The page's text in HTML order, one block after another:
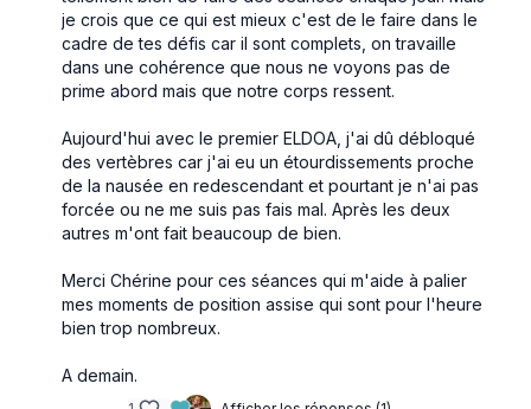
je crois que ce qui est mieux c'est de le faire dans le
cadre de tes défis car il sont complets, on travaille
dans une cohérence que nous ne voyons pas de
prime abord mais que notre corps ressent.
Aujourd'hui avec le premier ELDOA, j'ai dû débloqué
des vertèbres car j'ai eu un étourdissements proche
de la nausée en redescendant et pourtant je n'ai pas
forcée ou ne me suis pas fais mal. Après les deux
autres m'ont fait beaucoup de bien.
Merci Chérine pour ces séances qui m'aide à palier
mes moments de position assise qui sont pour l'heure
bien trop nombreux.
A demain.